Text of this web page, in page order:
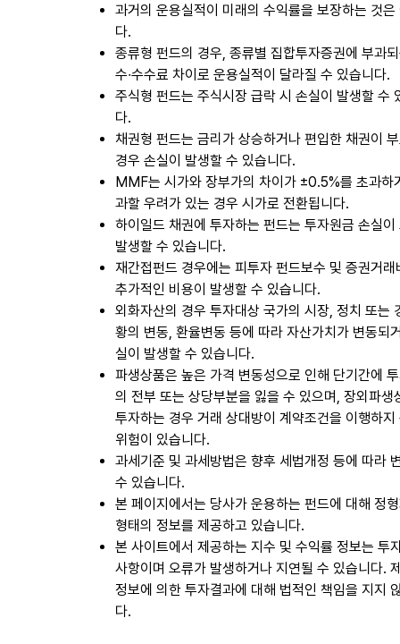
과거의 운용실적이 미래의 수익률을 보장하는 것은
다.
종류형 펀드의 경우, 종류별 집합투자증권에 부과
수∙수수료 차이로 운용실적이 달라질 수 있습니다.
주식형 펀드는 주식시장 급락 시 손실이 발생할 수
다.
채권형 펀드는 금리가 상승하거나 편입한 채권이
경우 손실이 발생할 수 있습니다.
MMF는 시가와 장부가의 차이가 ±0.5%를 초과하
과할 우려가 있는 경우 시가로 전환됩니다.
하이일드 채권에 투자하는 펀드는 투자원금 손실이
발생할 수 있습니다.
재간접펀드 경우에는 피투자 펀드보수 및 증권거래
추가적인 비용이 발생할 수 있습니다.
외화자산의 경우 투자대상 국가의 시장, 정치 또는
황의 변동, 환율변동 등에 따라 자산가치가 변동되
실이 발생할 수 있습니다.
파생상품은 높은 가격 변동성으로 인해 단기간에
의 전부 또는 상당부분을 잃을 수 있으며, 장외파생
투자하는 경우 거래 상대방이 계약조건을 이행하지
위험이 있습니다.
과세기준 및 과세방법은 향후 세법개정 등에 따라
수 있습니다.
본 페이지에서는 당사가 운용하는 펀드에 대해 정
형태의 정보를 제공하고 있습니다.
본 사이트에서 제공하는 지수 및 수익률 정보는 투
사항이며 오류가 발생하거나 지연될 수 있습니다.
정보에 의한 투자결과에 대해 법적인 책임을 지지
다.